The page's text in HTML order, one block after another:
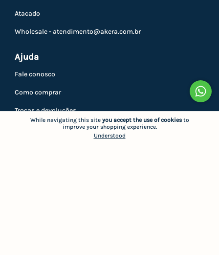
While navigating this site you accept the use of cookiesto
improve your shopping experience.
Understood
Atacado
Wholesale -atendimento@akera.com.br
Ajuda
Fale conosco
Como comprar
Trocas e devoluções